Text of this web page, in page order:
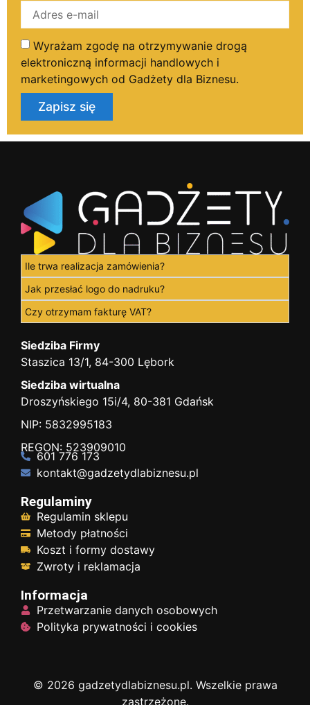
Wyrażam zgodę na otrzymywanie drogą
elektroniczną informacji handlowych i
marketingowych od Gadżety dla Biznesu.
Zapisz się
Ile trwa realizacja zamówienia?
Jak przesłać logo do nadruku?
Czy otrzymam fakturę VAT?
Siedziba Firmy
Staszica 13/1, 84-300 Lębork
Siedziba wirtualna
Droszyńskiego 15i/4, 80-381 Gdańsk
NIP: 5832995183
REGON: 523909010
601 776 173
kontakt@gadzetydlabiznesu.pl
Regulaminy
Regulamin sklepu
Metody płatności
Koszt i formy dostawy
Zwroty i reklamacja
Informacja
Przetwarzanie danych osobowych
Polityka prywatności i cookies
© 2026 gadzetydlabiznesu.pl. Wszelkie prawa
zastrzeżone.